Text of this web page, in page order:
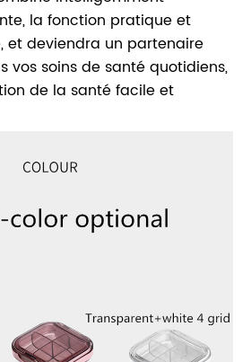
la fonction pratique et
et deviendra un partenaire
vos soins de santé quotidiens,
de la santé facile et